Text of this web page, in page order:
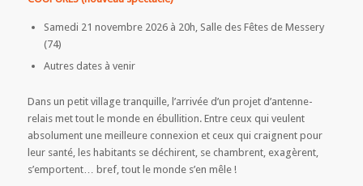
Samedi 21 novembre 2026 à 20h, Salle des Fêtes de Messery
(74)
Autres dates à venir
Dans un petit village tranquille, l’arrivée d’un projet d’antenne-
relais met tout le monde en ébullition. Entre ceux qui veulent
absolument une meilleure connexion et ceux qui craignent pour
leur santé, les habitants se déchirent, se chambrent, exagèrent,
s’emportent… bref, tout le monde s’en mêle !